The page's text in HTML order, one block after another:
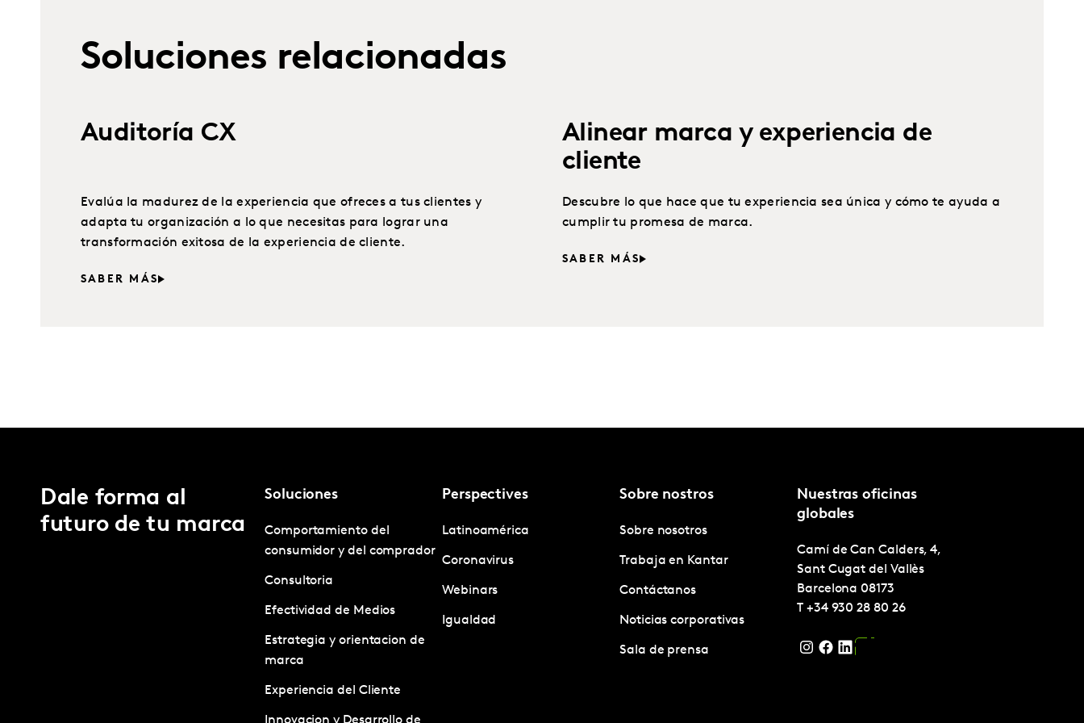
Soluciones relacionadas
Auditoría CX
Evalúa la madurez de la experiencia que ofreces a tus clientes y
adapta tu organización a lo que necesitas para lograr una
transformación exitosa de la experiencia de cliente.
SABER MÁS
Alinear marca y experiencia de
cliente
Descubre lo que hace que tu experiencia sea única y cómo te ayuda a
cumplir tu promesa de marca.
SABER MÁS
Dale forma al
futuro de tu marca
Soluciones
Comportamiento del
consumidor y del comprador
Consultoria
Efectividad de Medios
Estrategia y orientacion de
marca
Experiencia del Cliente
Perspectives
Latinoamérica
Coronavirus
Webinars
Igualdad
Sobre nostros
Sobre nosotros
Trabaja en Kantar
Contáctanos
Noticias corporativas
Sala de prensa
Nuestras oficinas
globales
Camí de Can Calders, 4,
Sant Cugat del Vallès
Barcelona 08173
T +34 930 28 80 26